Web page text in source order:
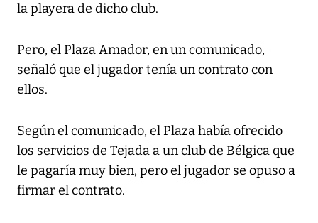
la playera de dicho club.
Pero, el Plaza Amador, en un comunicado,
señaló que el jugador tenía un contrato con
ellos.
Según el comunicado, el Plaza había ofrecido
los servicios de Tejada a un club de Bélgica que
le pagaría muy bien, pero el jugador se opuso a
firmar el contrato.